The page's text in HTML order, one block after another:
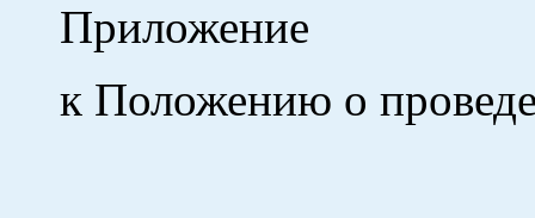
Приложение
к Положению о